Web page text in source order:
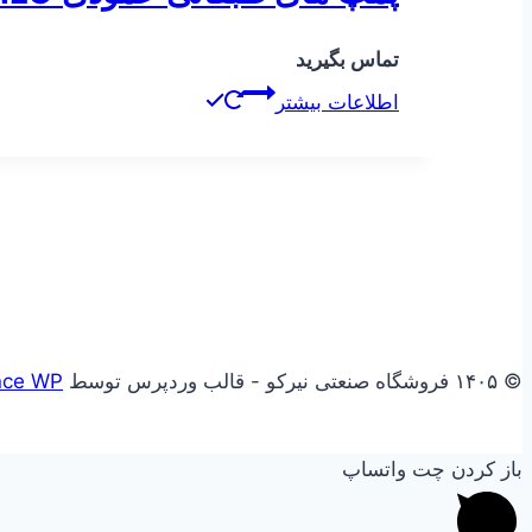
تماس بگیرید
اطلاعات بیشتر
© ۱۴۰۵ فروشگاه صنعتی نیرکو - قالب وردپرس توسط WP
باز کردن چت واتساپ